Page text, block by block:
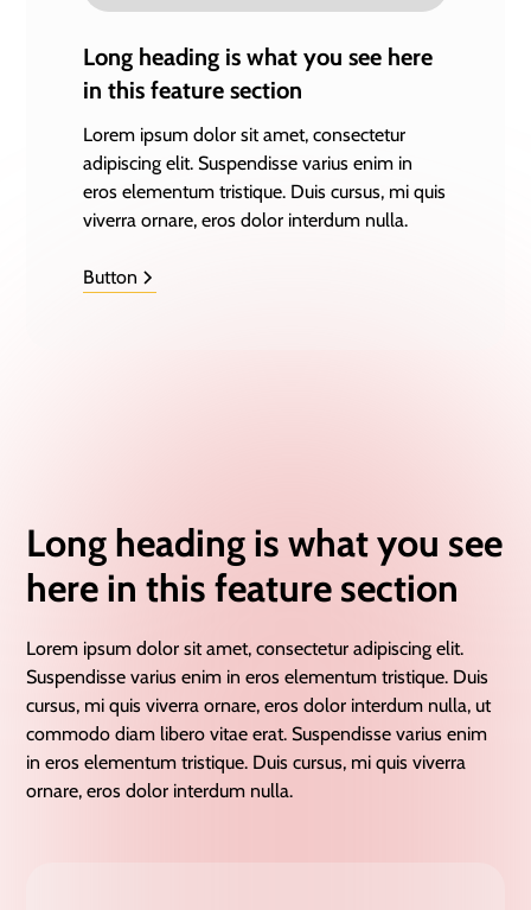
Long heading is what you see here
in this feature section
Lorem ipsum dolor sit amet, consectetur
adipiscing elit. Suspendisse varius enim in
eros elementum tristique. Duis cursus, mi quis
viverra ornare, eros dolor interdum nulla.
Button
Long heading is what you see
here in this feature section
Lorem ipsum dolor sit amet, consectetur adipiscing elit.
Suspendisse varius enim in eros elementum tristique. Duis
cursus, mi quis viverra ornare, eros dolor interdum nulla, ut
commodo diam libero vitae erat. Suspendisse varius enim
in eros elementum tristique. Duis cursus, mi quis viverra
ornare, eros dolor interdum nulla.